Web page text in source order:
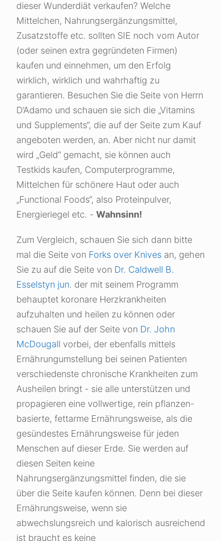
dieser Wunderdiät verkaufen? Welche
Mittelchen, Nahrungsergänzungsmittel,
Zusatzstoffe etc. sollten SIE noch vom Autor
(oder seinen extra gegründeten Firmen)
kaufen und einnehmen, um den Erfolg
wirklich, wirklich und wahrhaftig zu
garantieren. Besuchen Sie die Seite von Herrn
D’Adamo und schauen sie sich die „Vitamins
und Supplements“, die auf der Seite zum Kauf
angeboten werden, an. Aber nicht nur damit
wird „Geld“ gemacht, sie können auch
Testkids kaufen, Computerprogramme,
Mittelchen für schönere Haut oder auch
„Functional Foods“, also Proteinpulver,
Energieriegel etc. - Wahnsinn!
Zum Vergleich, schauen Sie sich dann bitte
mal die Seite von Forks over Knives an, gehen
Sie zu auf die Seite von Dr. Caldwell B.
Esselstyn jun. der mit seinem Programm
behauptet koronare Herzkrankheiten
aufzuhalten und heilen zu können oder
schauen Sie auf der Seite von Dr. John
McDougall vorbei, der ebenfalls mittels
Ernährungumstellung bei seinen Patienten
verschiedenste chronische Krankheiten zum
Ausheilen bringt - sie alle unterstützen und
propagieren eine vollwertige, rein pflanzen-
basierte, fettarme Ernährungsweise, als die
gesündestes Ernährungsweise für jeden
Menschen auf dieser Erde. Sie werden auf
diesen Seiten keine
Nahrungsergänzungsmittel finden, die sie
über die Seite kaufen können. Denn bei dieser
Ernährungsweise, wenn sie
abwechslungsreich und kalorisch ausreichend
ist braucht es keine